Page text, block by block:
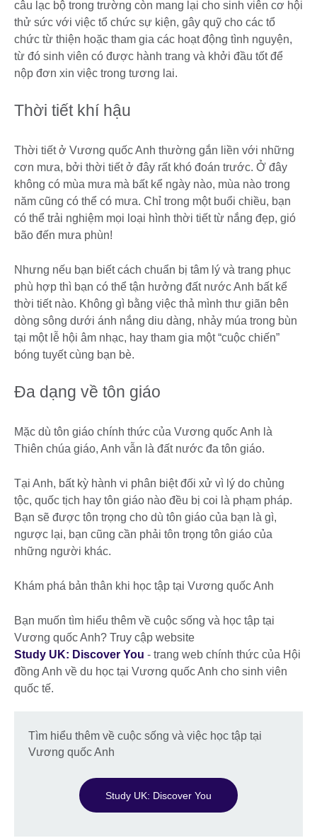
câu lạc bộ trong trường còn mang lại cho sinh viên cơ hội
thử sức với việc tổ chức sự kiện, gây quỹ cho các tổ
chức từ thiện hoặc tham gia các hoạt động tình nguyện,
từ đó sinh viên có được hành trang và khởi đầu tốt để
nộp đơn xin việc trong tương lai.
Thời tiết khí hậu
Thời tiết ở Vương quốc Anh thường gắn liền với những
cơn mưa, bởi thời tiết ở đây rất khó đoán trước. Ở đây
không có mùa mưa mà bất kể ngày nào, mùa nào trong
năm cũng có thể có mưa. Chỉ trong một buổi chiều, bạn
có thể trải nghiệm mọi loại hình thời tiết từ nắng đẹp, gió
bão đến mưa phùn!
Nhưng nếu bạn biết cách chuẩn bị tâm lý và trang phục
phù hợp thì bạn có thể tận hưởng đất nước Anh bất kể
thời tiết nào. Không gì bằng việc thả mình thư giãn bên
dòng sông dưới ánh nắng diu dàng, nhảy múa trong bùn
tại một lễ hội âm nhạc, hay tham gia một “cuộc chiến”
bóng tuyết cùng bạn bè.
Đa dạng về tôn giáo
Mặc dù tôn giáo chính thức của Vương quốc Anh là
Thiên chúa giáo, Anh vẫn là đất nước đa tôn giáo.
Tại Anh, bất kỳ hành vi phân biệt đối xử vì lý do chủng
tộc, quốc tịch hay tôn giáo nào đều bị coi là phạm pháp.
Bạn sẽ được tôn trọng cho dù tôn giáo của bạn là gì,
ngược lại, bạn cũng cần phải tôn trọng tôn giáo của
những người khác.
Khám phá bản thân khi học tập tại Vương quốc Anh
Bạn muốn tìm hiểu thêm về cuộc sống và học tập tại
Vương quốc Anh? Truy cập website
Study UK: Discover You - trang web chính thức của Hội
đồng Anh về du học tại Vương quốc Anh cho sinh viên
quốc tế.
Tìm hiểu thêm về cuộc sống và việc học tập tại
Vương quốc Anh
Study UK: Discover You